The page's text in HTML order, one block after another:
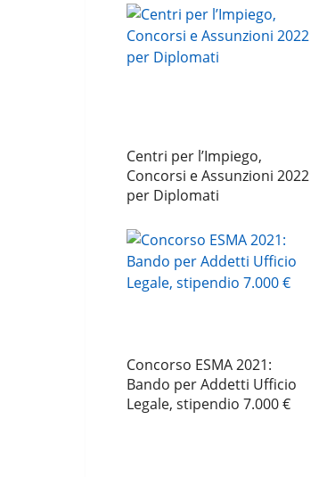
Centri per l’Impiego,
Concorsi e Assunzioni 2022
per Diplomati
Concorso ESMA 2021:
Bando per Addetti Ufficio
Legale, stipendio 7.000 €